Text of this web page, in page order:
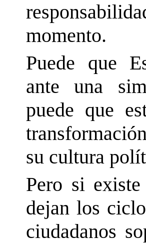
momento.
Puede que
ante una
puede que
su cultura
Pero si existe
dejan los
ciudadanos